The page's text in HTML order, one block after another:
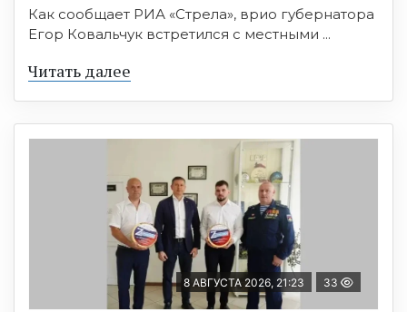
Как сообщает РИА «Стрела», врио губернатора
Егор Ковальчук встретился с местными ...
Читать далее
8 АВГУСТА 2026, 21:23 33